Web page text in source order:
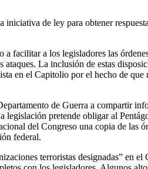
de ley para obtener
facilitar a los legisladores las
La inclusión de estas
en el Capitolio por el hecho de que
de Guerra a compartir
pretende obligar al
del Congreso una copia de las
federal.
terroristas designadas” en